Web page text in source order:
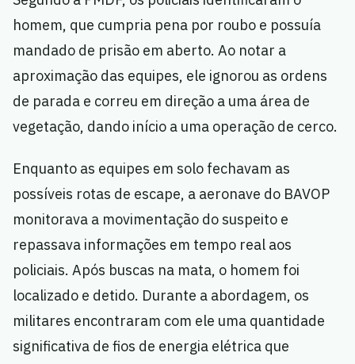
homem, que cumpria pena por roubo e possuía
mandado de prisão em aberto. Ao notar a
aproximação das equipes, ele ignorou as ordens
de parada e correu em direção a uma área de
vegetação, dando início a uma operação de cerco.
Enquanto as equipes em solo fechavam as
possíveis rotas de escape, a aeronave do BAVOP
monitorava a movimentação do suspeito e
repassava informações em tempo real aos
policiais. Após buscas na mata, o homem foi
localizado e detido. Durante a abordagem, os
militares encontraram com ele uma quantidade
significativa de fios de energia elétrica que